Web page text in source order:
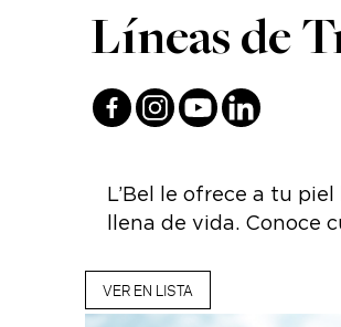
Líneas de
L’Bel le ofrece a tu
llena de vida. Conoce
VER EN LISTA